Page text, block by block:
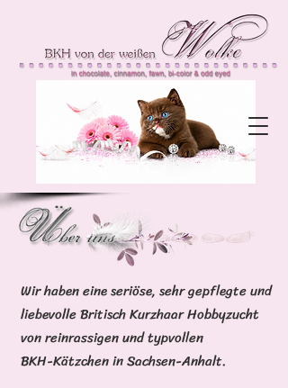
Wir haben eine seriöse, sehr gepflegte und
liebevolle Britisch Kurzhaar Hobbyzucht
von reinrassigen und typvollen
BKH-Kätzchen in Sachsen-Anhalt.